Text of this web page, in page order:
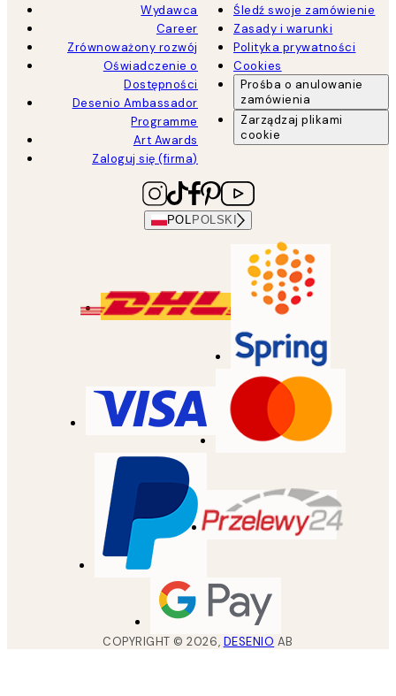
Wydawca
Career
Zrównoważony rozwój
Oświadczenie o
Dostępności
Desenio Ambassador
Programme
Art Awards
Zaloguj się (firma)
Śledź swoje zamówienie
Zasady i warunki
Polityka prywatności
Cookies
Prośba o anulowanie
zamówienia
Zarządzaj plikami
cookie
POL POLSKI
COPYRIGHT ©2026, DESENIO AB